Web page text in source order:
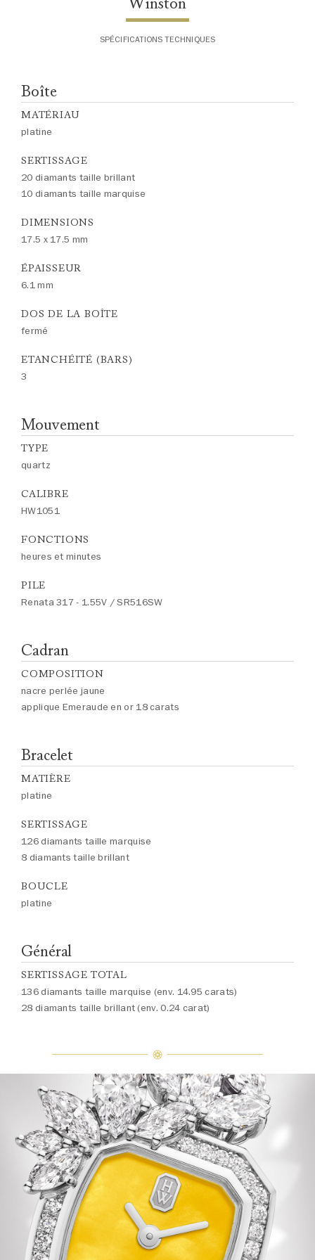
SPÉCIFICATIONS TECHNIQUES
Boîte
MATÉRIAU
platine
SERTISSAGE
20 diamants taille brillant
10 diamants taille marquise
DIMENSIONS
17.5 x 17.5 mm
ÉPAISSEUR
6.1 mm
DOS DE LA BOÎTE
fermé
ETANCHÉITÉ (BARS)
3
Mouvement
TYPE
quartz
CALIBRE
HW1051
FONCTIONS
heures et minutes
PILE
Renata 317 - 1.55V / SR516SW
Cadran
COMPOSITION
nacre perlée jaune
applique Emeraude en or 18 carats
Bracelet
MATIÈRE
platine
SERTISSAGE
126 diamants taille marquise
8 diamants taille brillant
BOUCLE
platine
Général
SERTISSAGE TOTAL
136 diamants taille marquise (env. 14.95 carats)
28 diamants taille brillant (env. 0.24 carat)